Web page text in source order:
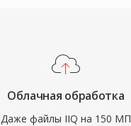
Облачная обработка
Даже файлы IIQ на 150 МП